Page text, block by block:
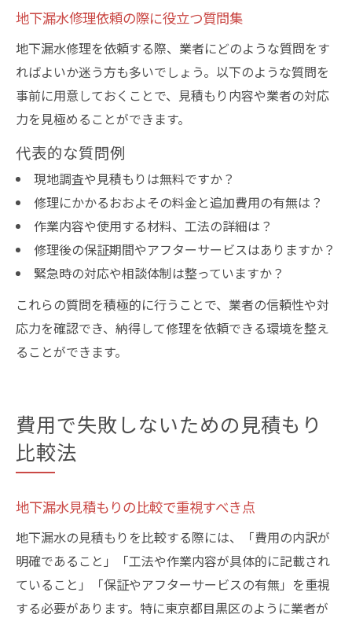
地下漏水修理依頼の際に役立つ質問集
地下漏水修理を依頼する際、業者にどのような質問をす
ればよいか迷う方も多いでしょう。以下のような質問を
事前に用意しておくことで、見積もり内容や業者の対応
力を見極めることができます。
代表的な質問例
現地調査や見積もりは無料ですか？
修理にかかるおおよその料金と追加費用の有無は？
作業内容や使用する材料、工法の詳細は？
修理後の保証期間やアフターサービスはありますか？
緊急時の対応や相談体制は整っていますか？
これらの質問を積極的に行うことで、業者の信頼性や対
応力を確認でき、納得して修理を依頼できる環境を整え
ることができます。
費用で失敗しないための見積もり
比較法
地下漏水見積もりの比較で重視すべき点
地下漏水の見積もりを比較する際には、「費用の内訳が
明確であること」「工法や作業内容が具体的に記載され
ていること」「保証やアフターサービスの有無」を重視
する必要があります。特に東京都目黒区のように業者が